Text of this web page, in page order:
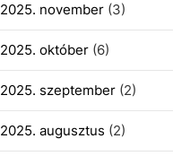
2025. november(3)
2025. október(6)
2025. szeptember(2)
2025. augusztus (2)